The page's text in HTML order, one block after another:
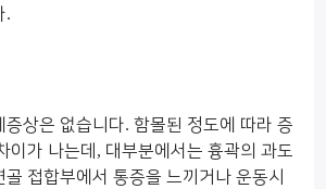
.
증상은 없습니다.함몰된 정도에 따라 증
이가 나는데 , 대부분에서는 흉곽의 과도
접합부에서 통증을 느끼거나 운동시